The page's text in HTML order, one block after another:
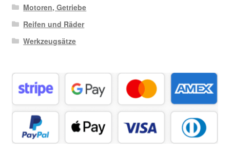
Motoren, Getriebe
Reifen und Räder
Werkzeugsätze